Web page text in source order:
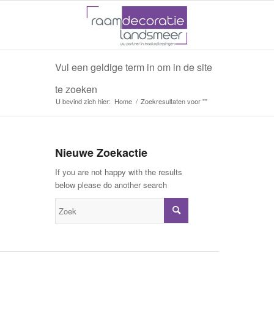
Vul een geldige term in om in de site
te zoeken
U bevind zich hier: Home / Zoekresultaten voor ""
Nieuwe Zoekactie
If you are not happy with the results
below please do another search